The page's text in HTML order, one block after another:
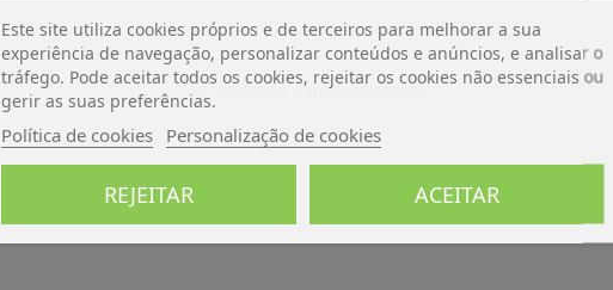
De momento, sem avaliações.
Este site utiliza cookies próprios e de terceiros para melhorar a sua
experiência de navegação, personalizar conteúdos e anúncios, e analisar o
tráfego. Pode aceitar todos os cookies, rejeitar os cookies não essenciais ou
gerir as suas preferências.
Política de cookies Personalização de cookies
REJEITAR ACEITAR